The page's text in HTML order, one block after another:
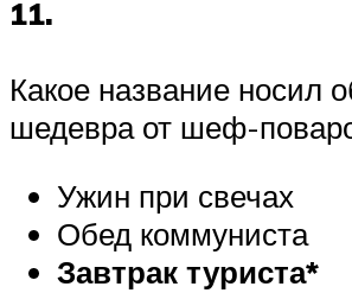
11.
Какое название носил
шедевра от шеф-
Ужин при свечах
Обед коммуниста
Завтрак туриста*